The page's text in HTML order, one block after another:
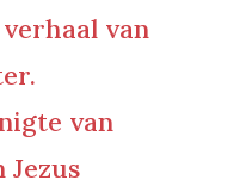
van
van
Jezus